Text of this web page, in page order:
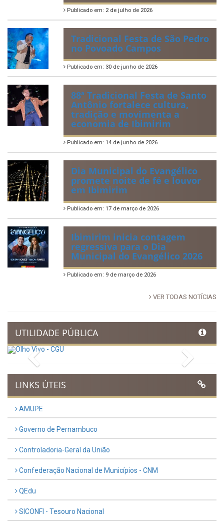
Publicado em: 2 de julho de 2026
Tradicional Festa de São Pedro
no Povoado Campos
Publicado em: 30 de junho de 2026
88ª Tradicional Festa de Santo
Antônio fortalece cultura,
tradição e movimenta a
economia de Ibimirim
Publicado em: 14 de junho de 2026
Dia Municipal do Evangélico
promete noite de fé e louvor
em Ibimirim
Publicado em: 17 de março de 2026
Ibimirim inicia contagem
regressiva para o Dia
Municipal do Evangélico 2026
Publicado em: 9 de março de 2026
VER TODAS NOTÍCIAS
UTILIDADE PÚBLICA
Previous
LINKS ÚTEIS
AMUPE
Governo de Pernambuco
Controladoria-Geral da União
Confederação Nacional de Municípios - CNM
QEdu
SICONFI - Tesouro Nacional